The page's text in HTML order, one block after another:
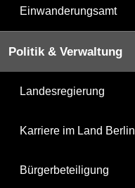
Einwanderungsamt
Politik & Verwaltung
Landesregierung
Karriere im Land Berlin
Bürgerbeteiligung